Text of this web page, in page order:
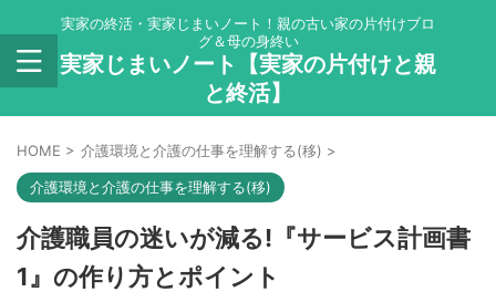
実家の終活・実家じまいノート！親の古い家の片付けブロ
グ＆母の身終い
実家じまいノート【実家の片付けと親
と終活】
HOME > 介護環境と介護の仕事を理解する(移) >
介護環境と介護の仕事を理解する(移)
介護職員の迷いが減る!『サービス計画書
1』の作り方とポイント